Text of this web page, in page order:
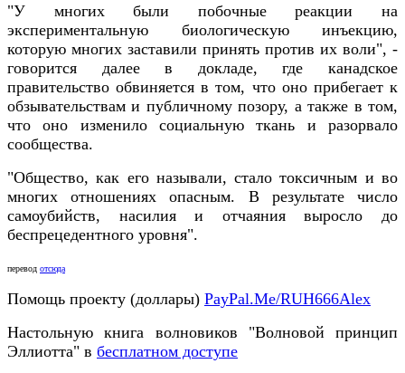
"У многих были побочные реакции на
экспериментальную биологическую инъекцию,
которую многих заставили принять против их воли", -
говорится далее в докладе, где канадское
правительство обвиняется в том, что оно прибегает к
обзывательствам и публичному позору, а также в том,
что оно изменило социальную ткань и разорвало
сообщества.
"Общество, как его называли, стало токсичным и во
многих отношениях опасным. В результате число
самоубийств, насилия и отчаяния выросло до
беспрецедентного уровня".
перевод отсюда
Помощь проекту (доллары) PayPal.Me/RUH666Alex
Настольную книга волновиков "Волновой принцип
Эллиотта" в бесплатном доступе